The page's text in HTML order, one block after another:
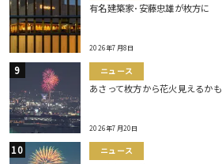
有名建築家･安藤忠雄が枚方に
2026年7月8日
ニュース
あさって枚方から花火見えるかも
2026年7月20日
ニュース